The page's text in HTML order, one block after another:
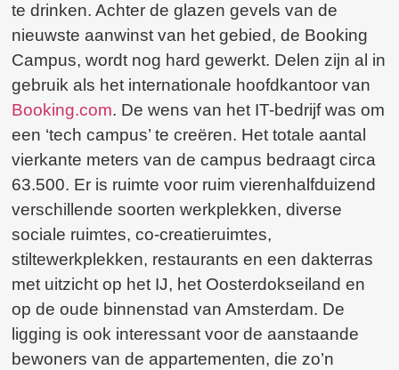
te drinken. Achter de glazen gevels van de
nieuwste aanwinst van het gebied, de Booking
Campus, wordt nog hard gewerkt. Delen zijn al in
gebruik als het internationale hoofdkantoor van
Booking.com. De wens van het IT-bedrijf was om
een ‘tech campus’ te creëren. Het totale aantal
vierkante meters van de campus bedraagt circa
63.500. Er is ruimte voor ruim vierenhalfduizend
verschillende soorten werkplekken, diverse
sociale ruimtes, co-creatieruimtes,
stiltewerkplekken, restaurants en een dakterras
met uitzicht op het IJ, het Oosterdokseiland en
op de oude binnenstad van Amsterdam. De
ligging is ook interessant voor de aanstaande
bewoners van de appartementen, die zo’n